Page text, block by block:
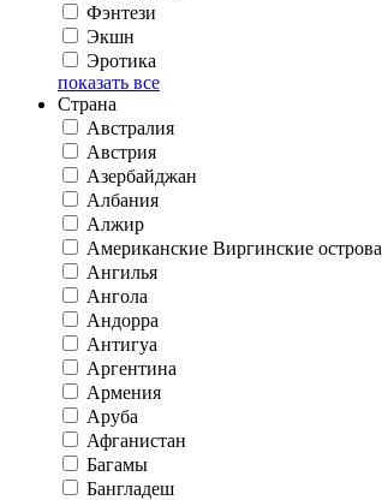
Фэнтези
Экшн
Эротика
показать все
Страна
Австралия
Австрия
Азербайджан
Албания
Алжир
Американские Виргинские острова
Ангилья
Ангола
Андорра
Антигуа
Аргентина
Армения
Аруба
Афганистан
Багамы
Бангладеш